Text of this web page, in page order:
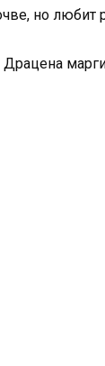
но любит
Драцена